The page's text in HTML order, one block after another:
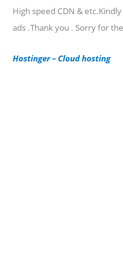
o
r
e
High speed CDN &
ads .Thank you . Sorry for
Hostinger – Cloud hosting